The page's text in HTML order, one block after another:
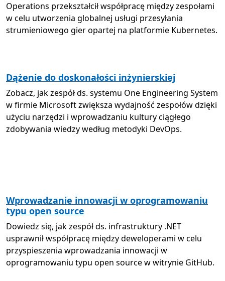
Operations przekształcił współpracę między zespołami
w celu utworzenia globalnej usługi przesyłania
strumieniowego gier opartej na platformie Kubernetes.
Dążenie do doskonałości inżynierskiej
Zobacz, jak zespół ds. systemu One Engineering System
w firmie Microsoft zwiększa wydajność zespołów dzięki
użyciu narzędzi i wprowadzaniu kultury ciągłego
zdobywania wiedzy według metodyki DevOps.
Wprowadzanie innowacji w oprogramowaniu
typu open source
Dowiedz się, jak zespół ds. infrastruktury .NET
usprawnił współpracę między deweloperami w celu
przyspieszenia wprowadzania innowacji w
oprogramowaniu typu open source w witrynie GitHub.